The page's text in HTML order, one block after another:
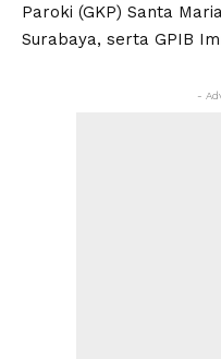
Paroki (GKP) Santa
Surabaya, serta GPIB
-